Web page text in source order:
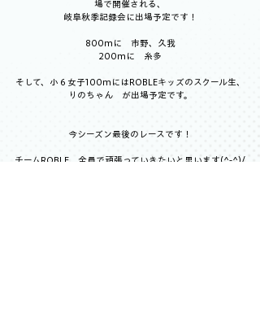
場で開催される、
岐阜秋季記録会に出場予定です！
800mに　市野、久我
200mに　糸多
そして、小６女子100mにはROBLEキッズのスクール生、
りのちゃん　が出場予定です。
今シーズン最後のレースです！
チームROBLE、全員で頑張っていきたいと思います(^-^)/